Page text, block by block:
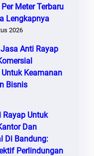
Meter Terbaru
Lengkapnya
2026
Anti Rayap
Keamanan
Bisnis
Untuk
Dan
Di Bandung:
Perlindungan